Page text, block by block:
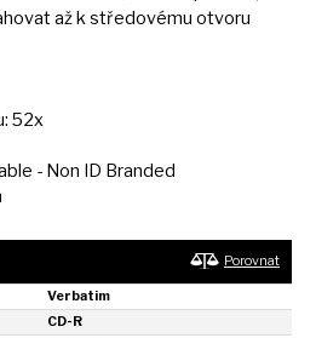
ažk středovému otvoru
52x
- Non ID Branded
Porovnat
Verbatim
CD-R